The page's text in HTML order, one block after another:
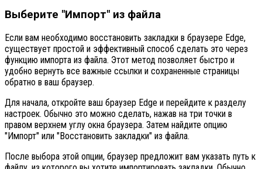
Выберите "Импорт" из файла
Если вам необходимо восстановить закладки в браузере Edge,
существует простой и эффективный способ сделать это через
функцию импорта из файла. Этот метод позволяет быстро и
удобно вернуть все важные ссылки и сохраненные страницы
обратно в ваш браузер.
Для начала, откройте ваш браузер Edge и перейдите к разделу
настроек. Обычно это можно сделать, нажав на три точки в
правом верхнем углу окна браузера. Затем найдите опцию
"Импорт" или "Восстановить закладки" из файла.
После выбора этой опции, браузер предложит вам указать путь к